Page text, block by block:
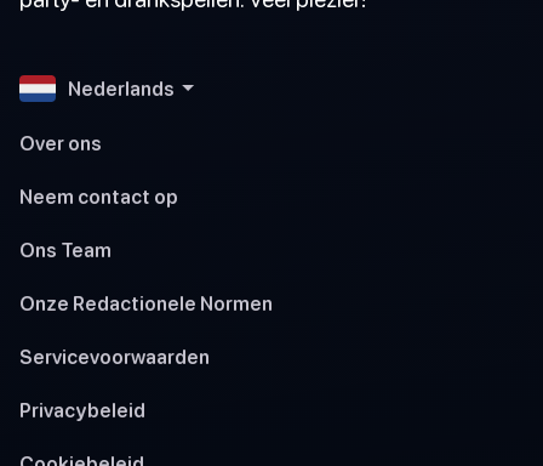
Nederlands
Over ons
Neem contact op
Ons Team
Onze Redactionele Normen
Servicevoorwaarden
Privacybeleid